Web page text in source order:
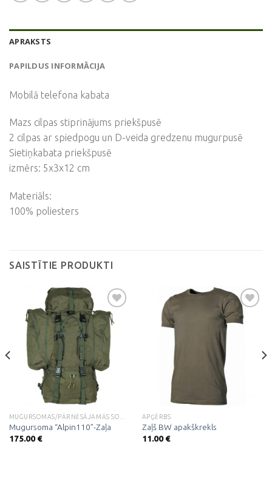
APRAKSTS
PAPILDUS INFORMĀCIJA
Mobilā telefona kabata
Mazs cilpas stiprinājums priekšpusē
2 cilpas ar spiedpogu un D-veida gredzenu mugurpusē
Sietiņkabata priekšpusē
izmērs: 5x3x12 cm
Materiāls:
100% poliesters
SAISTĪTIE PRODUKTI
Pievienot
vēlmju
sarakstam
Mugursoma “Alpin110”-Zaļa
175.00€
Pievienot
sarakstam
APĢĒRBS
Zaļš BW apakškrekls
11.00€